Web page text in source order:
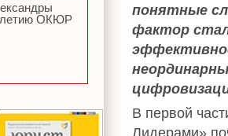
летию ОКЮР
понятные
фактор
В первой
Лидерами»